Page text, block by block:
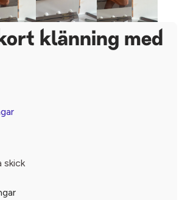
klänning med
skick